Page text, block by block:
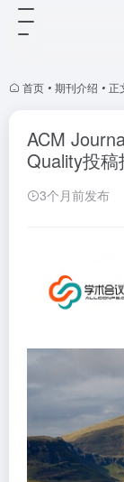
首页 • 期刊介绍 • 正
ACM
Quality投
3个月前发布